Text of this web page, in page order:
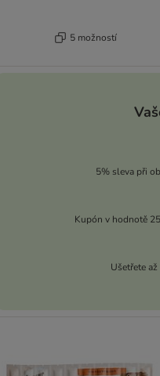
5 možností
5% sleva při
Kupón v hodnotě
Ušetřete